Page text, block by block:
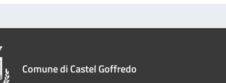
Comune di Castel Goffredo